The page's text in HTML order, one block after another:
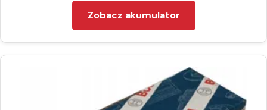
Zobacz akumulator